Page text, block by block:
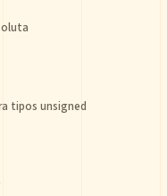
tipos unsigned